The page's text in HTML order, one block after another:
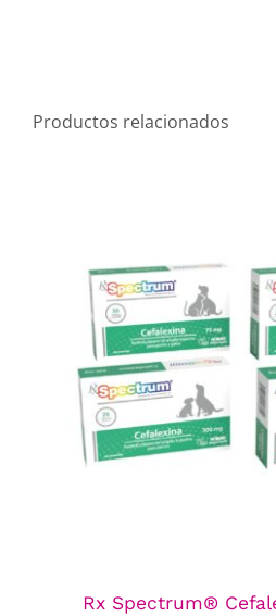
Productos relacionados
Rx Spectrum®
Línea
Rx Spectrum®